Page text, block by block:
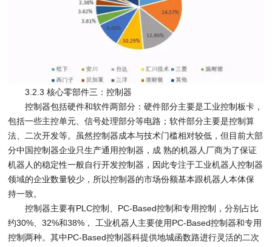
3.2.3 核心零部件三：控制器
控制器包括硬件和软件两部分：硬件部分主要是工业控制板卡，
包括一些主控单元、信号处理部分等电路；软件部分主要是控制算
法、二次开发等。虽然控制器成本与技术门槛相对较低，但目前大部
分中国控制器企业只生产通用控制器，成 熟的机器人厂商为了保证
机器人的稳定性一般自行开发控制器，因此专注于工业机器人控制器
领域的企业数量较少，所以控制器的市场份额基本跟机器人本体保
持一致。
控制器主要有PLC控制、PC-Based控制和专用控制，分别占比
约30%、32%和38%， 工业机器人主要使用PC-Based控制器和专用
控制两种。其中PC-Based控制器科提供地城函数路进行灵活的二次